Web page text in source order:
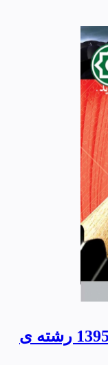
سوالات کنکور سراسری 1395 رشته ی